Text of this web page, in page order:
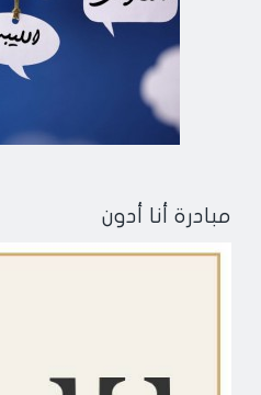
مبادرة أنا أدون